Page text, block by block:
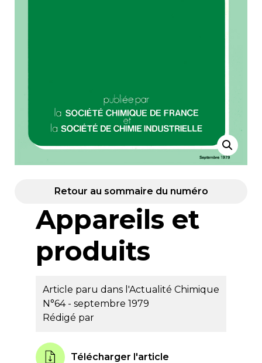
Retour au sommaire du numéro
Appareils et
produits
Article paru dans l'Actualité Chimique
N°64 - septembre 1979
Rédigé par
Télécharger l'article